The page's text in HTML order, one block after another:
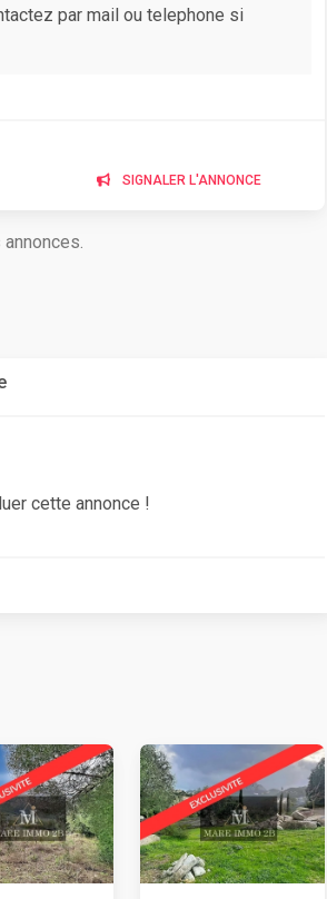
par mail ou telephone si
SIGNALER L'ANNONCE
cette annonce !